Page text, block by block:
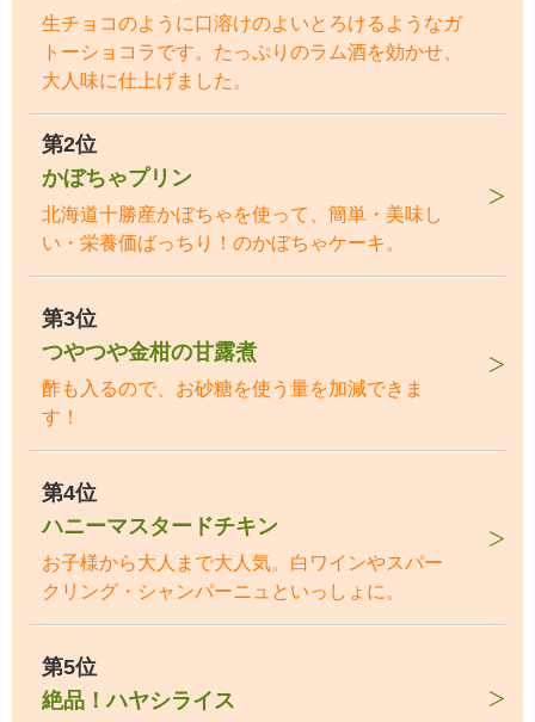
生チョコのように口溶けのよいとろけるようなガ
トーショコラです。たっぷりのラム酒を効かせ、
大人味に仕上げました。
第2位
かぼちゃプリン
北海道十勝産かぼちゃを使って、簡単・美味し
い・栄養価ばっちり！のかぼちゃケーキ。
第3位
つやつや金柑の甘露煮
酢も入るので、お砂糖を使う量を加減できま
す！
第4位
ハニーマスタードチキン
お子様から大人まで大人気。白ワインやスパー
クリング・シャンパーニュといっしょに。
第5位
絶品！ハヤシライス